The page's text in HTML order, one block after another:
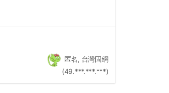
匿名, 台灣固網
(49.***.***.***)